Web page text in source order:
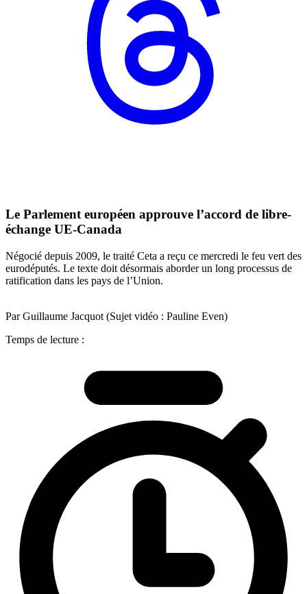
Le Parlement européen approuve l’accord de libre-
échange UE-Canada
Négocié depuis 2009, le traité Ceta a reçu ce mercredi le feu vert des
eurodéputés. Le texte doit désormais aborder un long processus de
ratification dans les pays de l’Union.
Par Guillaume Jacquot (Sujet vidéo : Pauline Even)
Temps de lecture :